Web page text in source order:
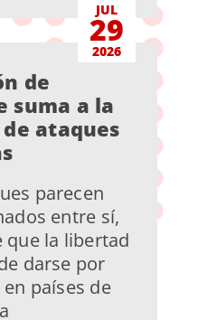
JUL
29
2026
de
suma a la
ataques
parecen
entre sí,
que la libertad
darse por
países de